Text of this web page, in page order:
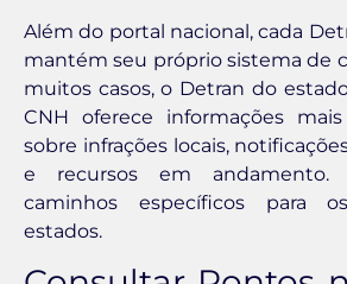
Além do portal nacional, cada
mantém seu próprio sistema de
muitos casos, o Detran do
CNH oferece informações
sobre infrações locais,
e recursos em andamento.
caminhos específicos para
estados.